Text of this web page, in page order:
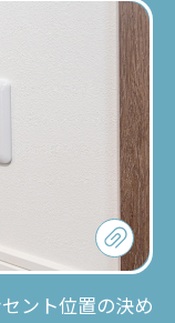
ント位置の決め